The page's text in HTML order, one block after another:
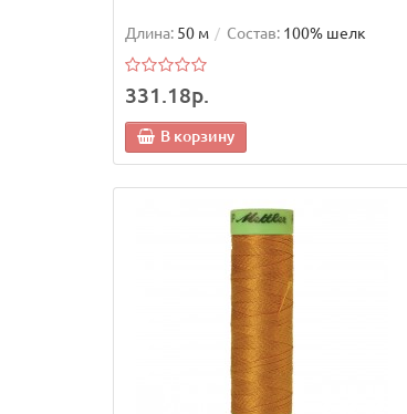
Длина: 50 м Состав: 100% шелк
331.18р.
В корзину